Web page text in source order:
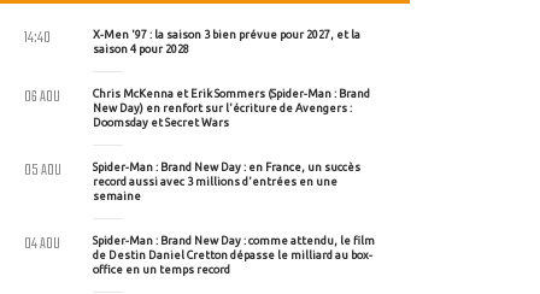
X-Men '97 : la saison 3 bien prévue pour 2027, et la
saison 4 pour 2028
14:40
Chris McKenna et Erik Sommers (Spider-Man : Brand
New Day) en renfort sur l'écriture de Avengers :
Doomsday et Secret Wars
06 AOU
Spider-Man : Brand New Day : en France, un succès
record aussi avec 3 millions d'entrées en une
semaine
05 AOU
Spider-Man : Brand New Day : comme attendu, le film
de Destin Daniel Cretton dépasse le milliard au box-
office en un temps record
04 AOU